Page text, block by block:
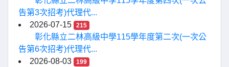
告第3次招考)代理代...
2026-07-15
215
彰化縣立二林高級中學115學年度第二次(一次公
告第6次招考)代理代...
2026-08-03
199